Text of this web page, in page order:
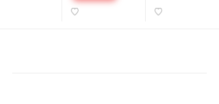
излучения.
Многоуровневый контроль качества состава
краски.